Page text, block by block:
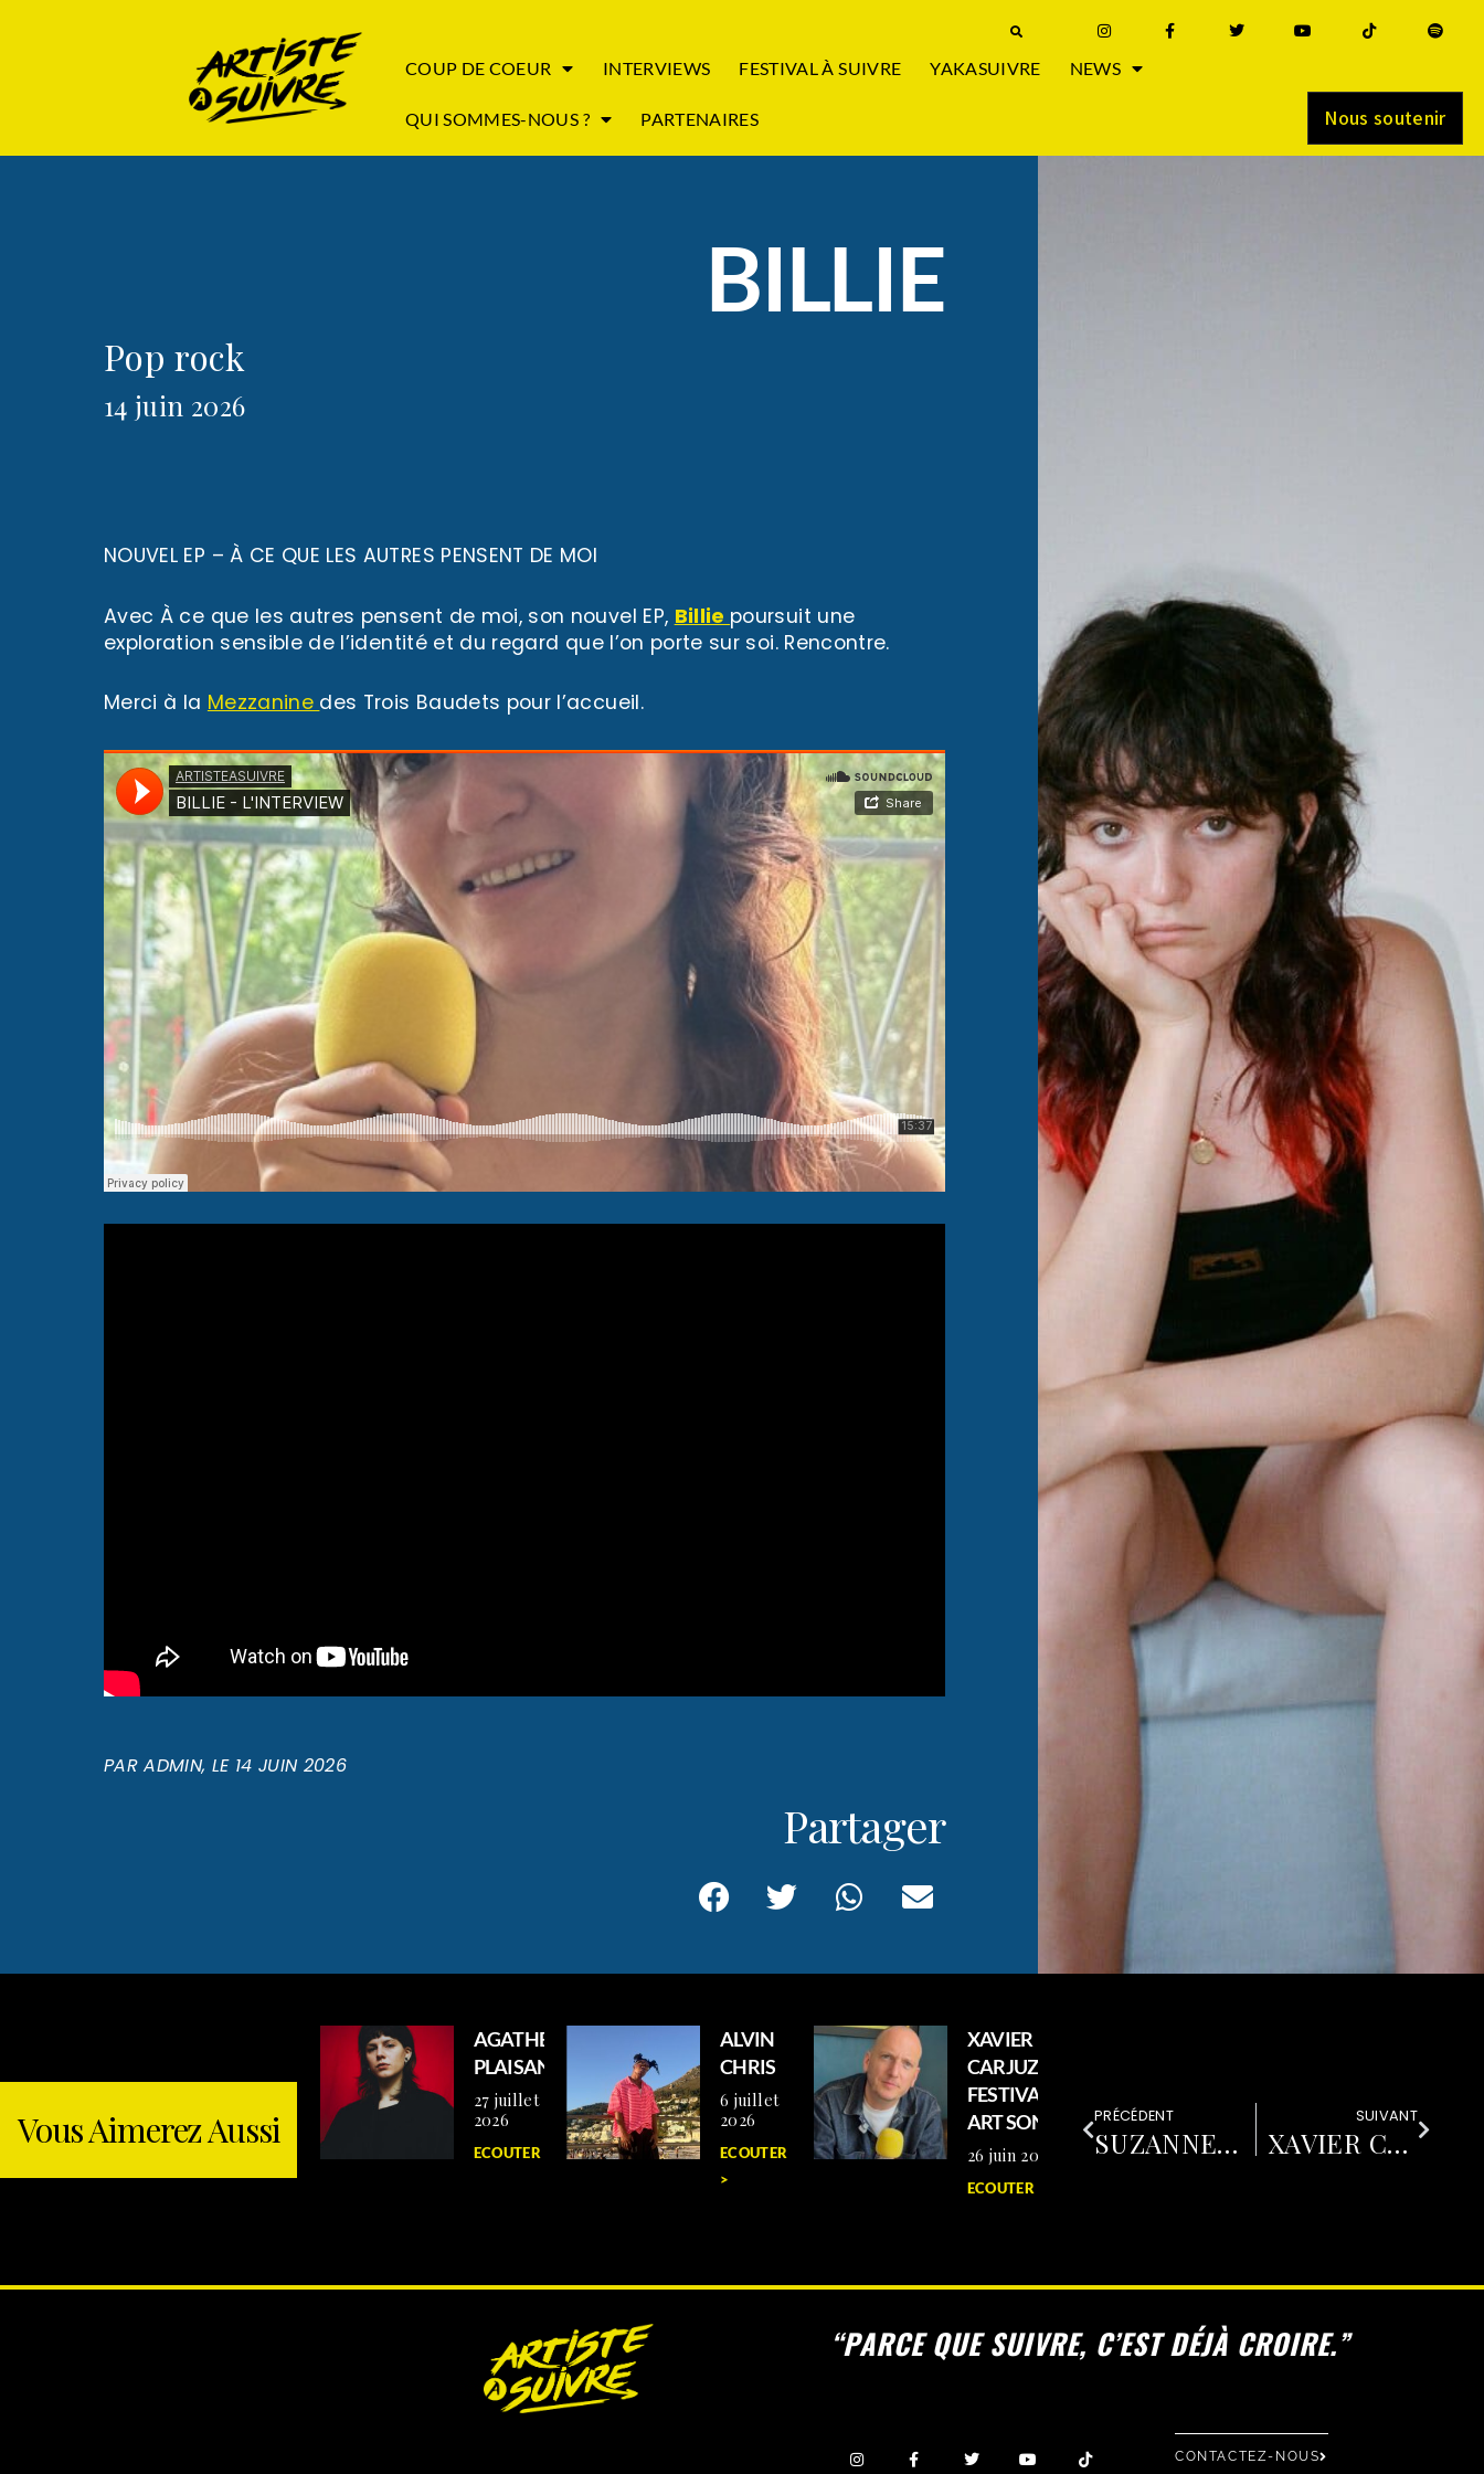
COUP DE COEUR INTERVIEWS FESTIVAL À SUIVRE YAKASUIVRE NEWS
QUI SOMMES-NOUS ? PARTENAIRES Nous soutenir
BILLIE
Pop rock
14 juin 2026
NOUVEL EP – À CE QUE LES AUTRES PENSENT DE MOI
Avec À ce que les autres pensent de moi, son nouvel EP, Billie poursuit une
exploration sensible de l’identité et du regard que l’on porte sur soi. Rencontre.
Merci à la Mezzanine des Trois Baudets pour l’accueil.
PAR ADMIN, LE 14 JUIN 2026
Partager
Vous Aimerez Aussi
AGATHE
PLAISANCE
27 juillet
2026
ECOUTER >
ALVIN
CHRIS
6 juillet
2026
ECOUTER
>
XAVIER
CARJUZÂÂ
FESTIVAL
ART SONIC
26 juin 2026
ECOUTER >
PRÉCÉDENT
SUZANNE BELAUBRE
SUIVANT
XAVIER CARJUZÂÂ FESTIVAL ART SONIC
“PARCE QUE SUIVRE, C’EST DÉJÀ CROIRE.”
CONTACTEZ-NOUS